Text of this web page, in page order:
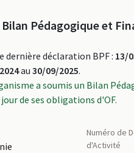
Pédagogique et
dernière déclaration BPF : 13/
au 30/09/2025.
a soumis un Bilan
de ses obligations d'OF.
Numéro de
d'Activité